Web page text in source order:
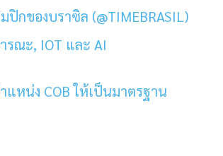
กของบราซิล (@TIMEBRASIL)
รณะ, IOT และ AI
แหน่ง COB ให้เป็นมาตรฐาน